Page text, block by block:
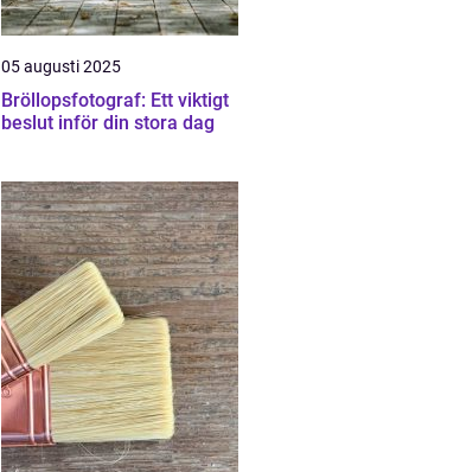
05 augusti 2025
Bröllopsfotograf: Ett viktigt
beslut inför din stora dag